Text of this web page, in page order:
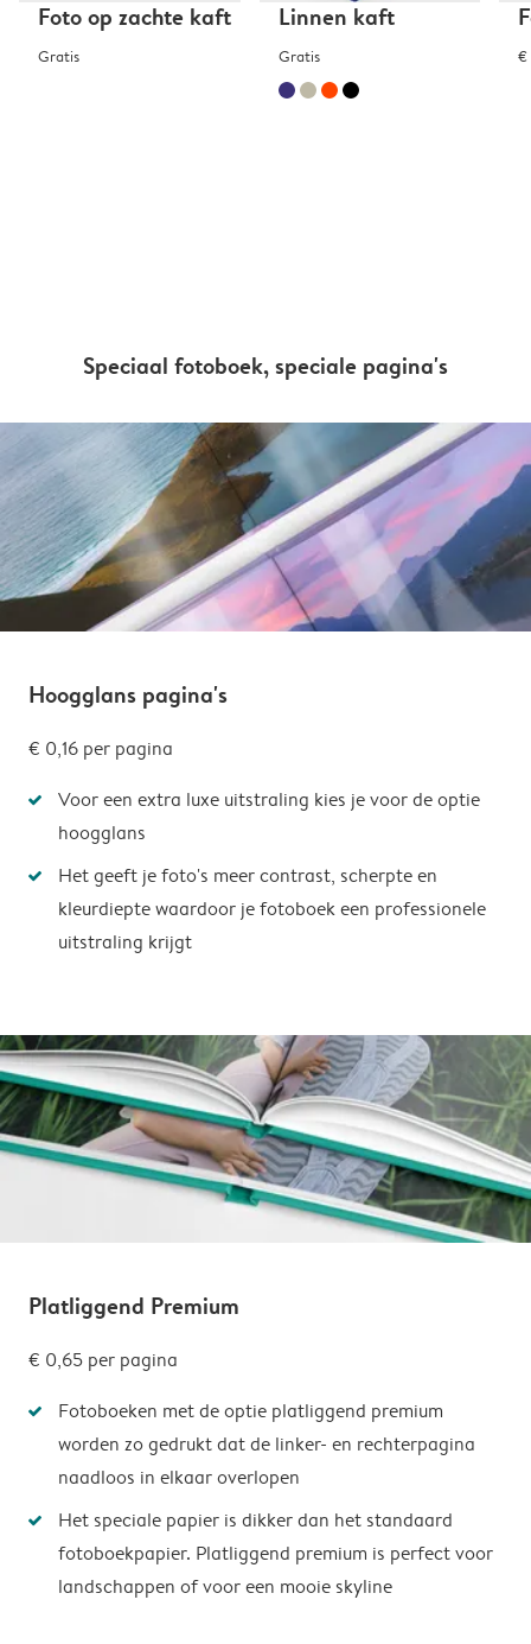
Foto op zachte kaft
Gratis
Linnen kaft
Gratis €
Speciaal fotoboek, speciale pagina's
Hoogglans pagina's
€ 0,16 per pagina
Voor een extra luxe uitstraling kies je voor de optie
hoogglans
Het geeft je foto's meer contrast, scherpte en
kleurdiepte waardoor je fotoboek een professionele
uitstraling krijgt
Platliggend Premium
€ 0,65 per pagina
Fotoboeken met de optie platliggend premium
worden zo gedrukt dat de linker- en rechterpagina
naadloos in elkaar overlopen
Het speciale papier is dikker dan het standaard
fotoboekpapier. Platliggend premium is perfect voor
landschappen of voor een mooie skyline